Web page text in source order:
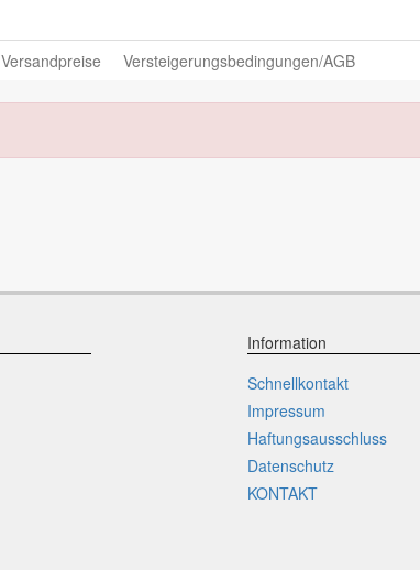
Versandpreise Versteigerungsbedingungen/AGB
Information
Schnellkontakt
Impressum
Haftungsausschluss
Datenschutz
KONTAKT